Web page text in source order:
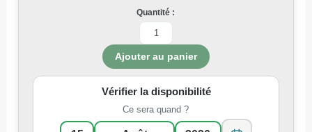
Quantité :
Vérifier la disponibilité
Ce sera quand ?